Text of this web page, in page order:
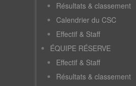
Résultats & classement
Calendrier du CSC
Effectif & Staff
ÉQUIPE RÉSERVE
Effectif & Staff
Résultats & classement